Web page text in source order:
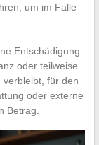
um im Falle
Entschädigung
oder teilweise
verbleibt, für den
oder externe
Betrag.